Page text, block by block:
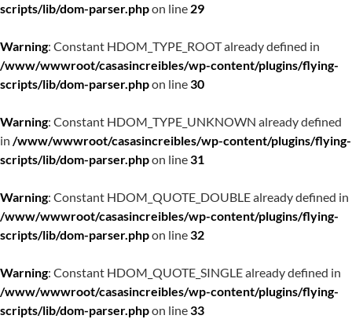
scripts/lib/dom-parser.phpon line 29
Warning: Constant HDOM_TYPE_ROOT already defined in
/www/wwwroot/casasincreibles/wp-content/plugins/flying-
scripts/lib/dom-parser.phpon line30
Warning: Constant HDOM_TYPE_UNKNOWN already defined
in /www/wwwroot/casasincreibles/wp-content/plugins/flying-
scripts/lib/dom-parser.phpon line31
Warning: Constant HDOM_QUOTE_DOUBLE already defined in
/www/wwwroot/casasincreibles/wp-content/plugins/flying-
scripts/lib/dom-parser.phpon line32
Warning: Constant HDOM_QUOTE_SINGLE already defined in
/www/wwwroot/casasincreibles/wp-content/plugins/flying-
scripts/lib/dom-parser.phpon line33